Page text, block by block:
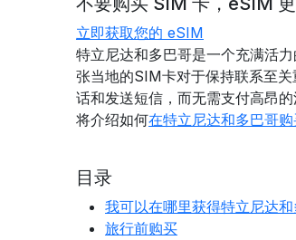
立即获取您的 eSIM
特立尼达和多巴哥是一个充满活
张当地的SIM卡对于保持联系至
话和发送短信，而无需支付高昂
将介绍如何在特立尼达和多巴哥
目录
我可以在哪里获得特立尼达
旅行前购买